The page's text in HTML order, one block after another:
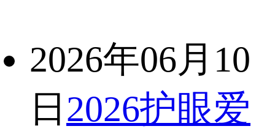
2026年06月10
日 2026护眼爱